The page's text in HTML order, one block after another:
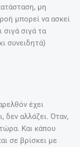
μη
μπορεί να ασκεί
σιγά σιγά τα
συνειδητά)
έχει
δεν αλλάζει. Όταν,
Και κάπου
σε βρίσκει με